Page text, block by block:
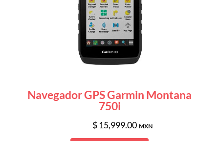
Navegador GPS Garmin Montana
750i
$ 15,999.00 MXN